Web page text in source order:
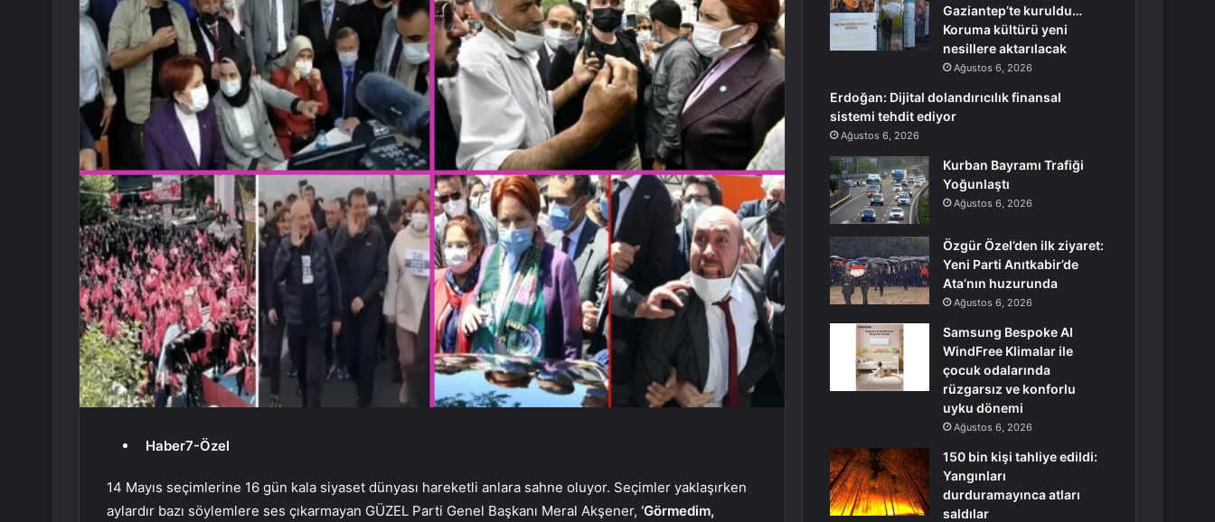
Haber7-Özel
14 Mayıs seçimlerine 16 gün kala siyaset dünyası hareketli anlara sahne oluyor. Seçimler yaklaşırken
aylardır bazı söylemlere ses çıkarmayan GÜZEL Parti Genel Başkanı Meral Akşener, ‘Görmedim,
Gaziantep’te kuruldu…
Koruma kültürü yeni
nesillere aktarılacak
Ağustos 6, 2026
Erdoğan: Dijital dolandırıcılık finansal
sistemi tehdit ediyor
Ağustos 6, 2026
Kurban Bayramı Trafiği
Yoğunlaştı
Ağustos 6, 2026
Özgür Özel’den ilk ziyaret:
Yeni Parti Anıtkabir’de
Ata’nın huzurunda
Ağustos 6, 2026
Samsung Bespoke AI
WindFree Klimalar ile
çocuk odalarında
rüzgarsız ve konforlu
uyku dönemi
Ağustos 6, 2026
150 bin kişi tahliye edildi:
Yangınları
durduramayınca atları
saldılar